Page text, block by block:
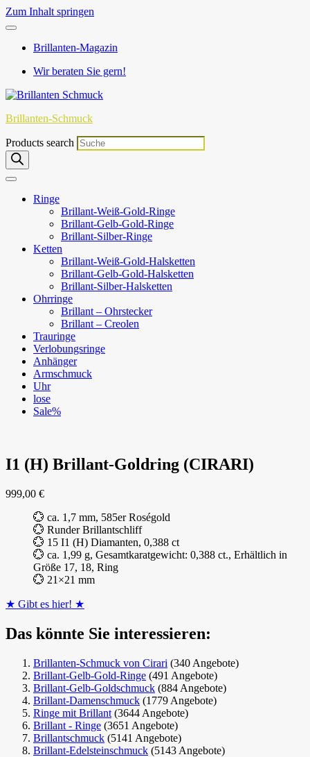
Zum Inhalt springen
Brillanten-Magazin
Wir beraten Sie gern!
Brillanten-Schmuck
Products search
Ringe
Brillant-Weiß-Gold-Ringe
Brillant-Gelb-Gold-Ringe
Brillant-Silber-Ringe
Ketten
Brillant-Weiß-Gold-Halsketten
Brillant-Gelb-Gold-Halsketten
Brillant-Silber-Halsketten
Ohrringe
Brillant – Ohrstecker
Brillant – Creolen
Trauringe
Verlobungsringe
Anhänger
Armschmuck
Uhr
lose
Sale%
I1 (H) Brillant-Goldring (CIRARI)
999,00 €
💮 ca. 1,7 mm, 585er Roségold
💮 Runder Brillantschliff
💮 15 I1 (H) Diamanten, 0,388 ct
💮 ca. 1,99 g, Gesamtkaratgewicht: 0,388 ct., Erhältlich in
Größe 17, 18, Ring
💮 21×21 mm
★ Gibt es hier! ★
Das könnte Sie interessieren:
Brillanten-Schmuck von Cirari (340 Angebote)
Brillant-Gelb-Gold-Ringe (491 Angebote)
Brillant-Gelb-Goldschmuck (884 Angebote)
Brillant-Damenschmuck (1779 Angebote)
Ringe mit Brillant (3644 Angebote)
Brillant - Ringe (3651 Angebote)
Brillantschmuck (5141 Angebote)
Brillant-Edelsteinschmuck (5143 Angebote)